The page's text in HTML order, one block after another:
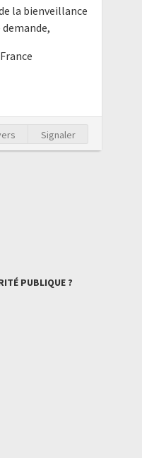
la bienveillance
Signaler
PUBLIQUE ?